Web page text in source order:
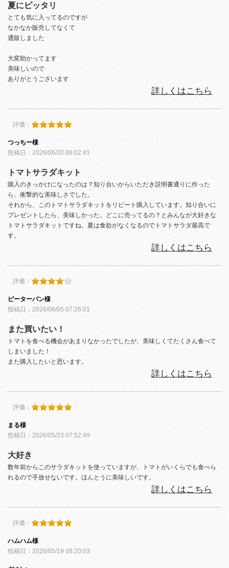
夏にピッタリ
とても気に入ってるのですが
なかなか販売してなくて
通販しました
大変助かってます
美味しいので
ありがとうございます
詳しくはこちら
評価：
つっちー様
投稿日：2026/06/20 06:02:41
トマトサラダキット
購入のきっかけになったのは？知り合いからいただき説明書通りに作った
ら、衝撃的な美味しさでした。
それから、このトマトサラダキットをリピート購入しています。知り合いに
プレゼントしたら、美味しかった。どこに売ってるの？とみんなが大好きな
トマトサラダキットですね。夏は食欲がなくなるのでトマトサラダ最高で
す。
詳しくはこちら
評価：
ピーターパン様
投稿日：2026/06/05 07:26:01
また買いたい！
トマトを食べる機会があまりなかったでしたが、美味しくてたくさん食べて
しまいました！
また購入したいと思います。
詳しくはこちら
評価：
まる様
投稿日：2026/05/23 07:52:49
大好き
数年前からこのサラダキットを使っていますが、トマトがいくらでも食べら
れるので手放せないです。ほんとうに美味しいです。
詳しくはこちら
評価：
ハムハム様
投稿日：2026/05/19 08:20:03